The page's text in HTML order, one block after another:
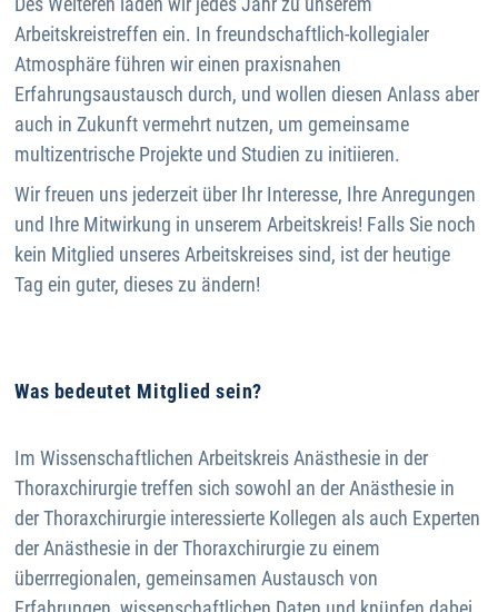
Arbeitskreistreffen ein. In freundschaftlich-kollegialer
Atmosphäre führen wir einen praxisnahen
Erfahrungsaustausch durch, und wollen diesen Anlass aber
auch in Zukunft vermehrt nutzen, um gemeinsame
multizentrische Projekte und Studien zu initiieren.
Wir freuen uns jederzeit über Ihr Interesse, Ihre Anregungen
und Ihre Mitwirkung in unserem Arbeitskreis! Falls Sie noch
kein Mitglied unseres Arbeitskreises sind, ist der heutige
Tag ein guter, dieses zu ändern!
Was bedeutet Mitglied sein?
Im Wissenschaftlichen Arbeitskreis Anästhesie in der
Thoraxchirurgie treffen sich sowohl an der Anästhesie in
der Thoraxchirurgie interessierte Kollegen als auch Experten
der Anästhesie in der Thoraxchirurgie zu einem
überrregionalen, gemeinsamen Austausch von